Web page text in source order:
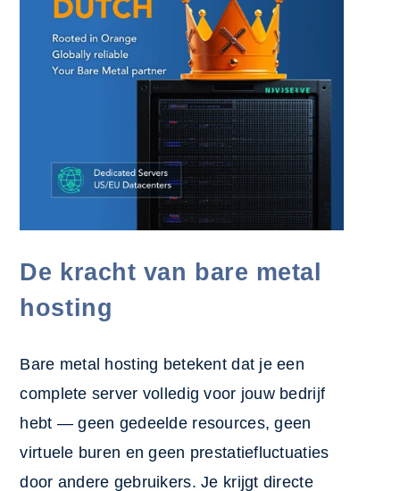
De kracht van bare metal
hosting
Bare metal hosting betekent dat je een
complete server volledig voor jouw bedrijf
hebt — geen gedeelde resources, geen
virtuele buren en geen prestatiefluctuaties
door andere gebruikers. Je krijgt directe